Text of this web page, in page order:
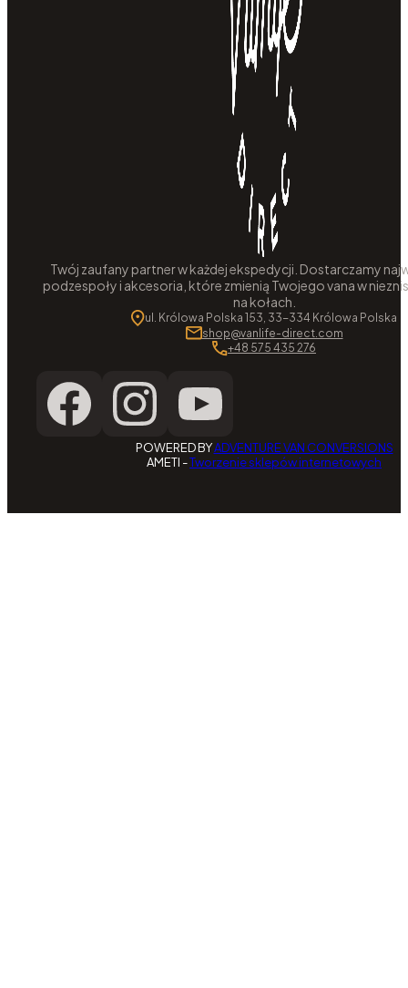
Twój zaufany partner w każdej ekspedycji. Dostarczamy
podzespoły i akcesoria, które zmienią Twojego vana w
na kołach.
ul. Królowa Polska 153, 33-334 Królowa Polska
shop@vanlife-direct.com
+48 575 435 276
POWERED BYADVENTURE VAN CONVERSIONS
AMETI -Tworzenie sklepów internetowych